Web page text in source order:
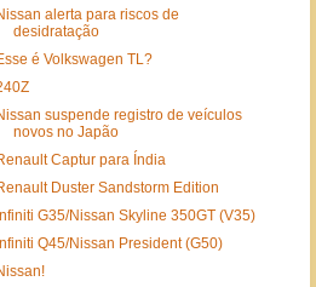
alerta para riscos de
desidratação
é Volkswagen TL?
suspende registro de veículos
novos no Japão
Captur para Índia
Duster Sandstorm Edition
G35/Nissan Skyline 350GT (V35)
Q45/Nissan President (G50)